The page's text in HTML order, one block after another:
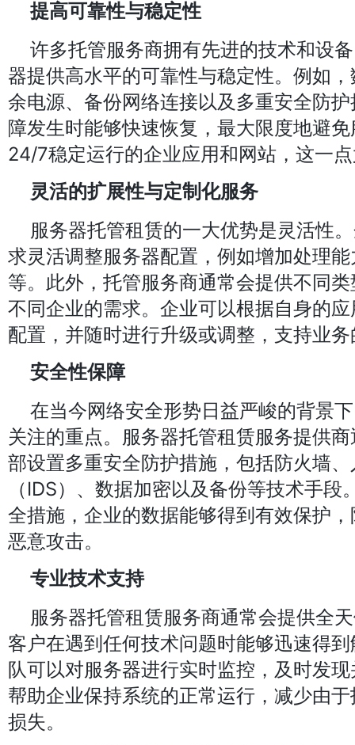
提高可靠性与稳定性
许多托管服务商拥有先进的技术和设
器提供高水平的可靠性与稳定性。例如
余电源、备份网络连接以及多重安全防
障发生时能够快速恢复，最大限度地避
24/7稳定运行的企业应用和网站，这一
灵活的扩展性与定制化服务
服务器托管租赁的一大优势是灵活性
求灵活调整服务器配置，例如增加处理
等。此外，托管服务商通常会提供不同
不同企业的需求。企业可以根据自身的
配置，并随时进行升级或调整，支持业
安全性保障
在当今网络安全形势日益严峻的背景
关注的重点。服务器托管租赁服务提供
部设置多重安全防护措施，包括防火墙
（IDS）、数据加密以及备份等技术手段
全措施，企业的数据能够得到有效保护
恶意攻击。
专业技术支持
服务器托管租赁服务商通常会提供全
客户在遇到任何技术问题时能够迅速得
队可以对服务器进行实时监控，及时发
帮助企业保持系统的正常运行，减少由
损失。